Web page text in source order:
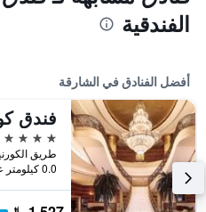
الفندقية
أفضل الفنادق في الشارقة
5 نجوم
0.0 كيلومتر عن وسط المدينة